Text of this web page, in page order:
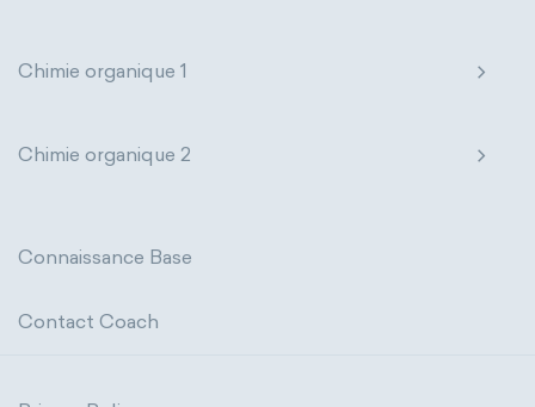
Chimie organique 1
Chimie organique 2
Connaissance Base
Contact Coach